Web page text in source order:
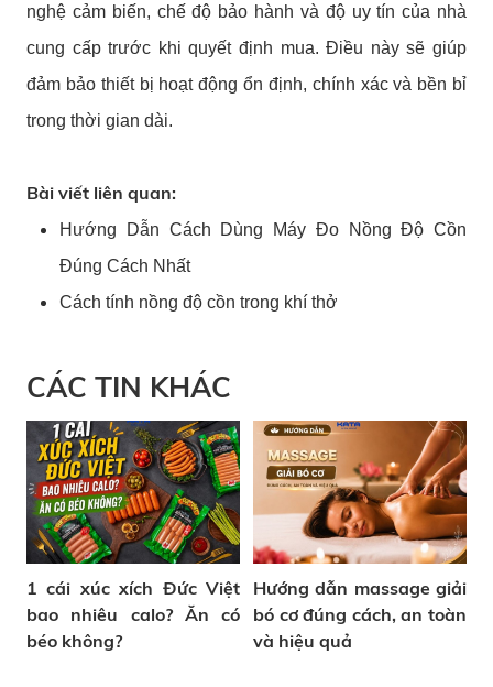
nghệ cảm biến, chế độ bảo hành và độ uy tín của nhà
cung cấp trước khi quyết định mua. Điều này sẽ giúp
đảm bảo thiết bị hoạt động ổn định, chính xác và bền bỉ
trong thời gian dài.
Bài viết liên quan:
Hướng Dẫn Cách Dùng Máy Đo Nồng Độ Cồn
Đúng Cách Nhất
Cách tính nồng độ cồn trong khí thở
CÁC TIN KHÁC
1 cái xúc xích Đức Việt
bao nhiêu calo? Ăn có
béo không?
Hướng dẫn massage giải
bó cơ đúng cách, an toàn
và hiệu quả